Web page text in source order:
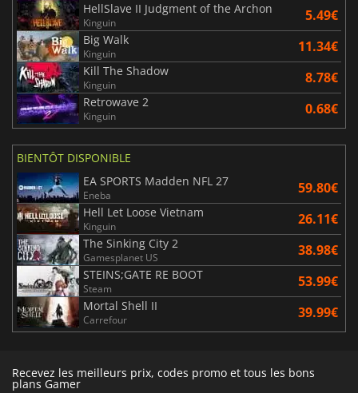
HellSlave II Judgment of the Archon
Kinguin 5.49€
Big Walk
Kinguin 11.34€
Kill The Shadow
Kinguin 8.78€
Retrowave 2
Kinguin 0.68€
BIENTÔT DISPONIBLE
EA SPORTS Madden NFL 27
Eneba 59.80€
Hell Let Loose Vietnam
Kinguin 26.11€
The Sinking City 2
Gamesplanet US 38.98€
STEINS;GATE RE BOOT
Steam 53.99€
Mortal Shell II
Carrefour 39.99€
Recevez les meilleurs prix, codes promo et tous les bons
plans Gamer